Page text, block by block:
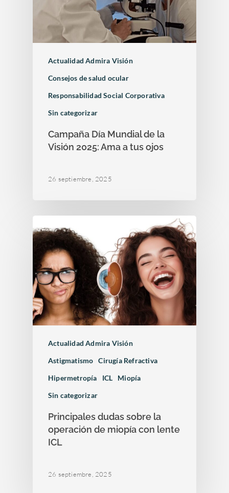
Actualidad Admira Visión
Consejos de salud ocular
Responsabilidad Social Corporativa
Sin categorizar
Campaña Día Mundial de la
Visión 2025: Ama a tus ojos
26 septiembre, 2025
Actualidad Admira Visión
Astigmatismo
Cirugía Refractiva
Hipermetropía
ICL
Miopía
Sin categorizar
Principales dudas sobre la
operación de miopía con lente
ICL
26 septiembre, 2025